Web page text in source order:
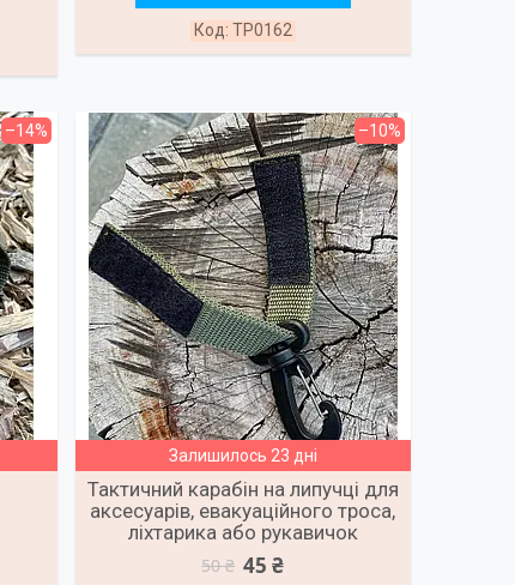
TP0162
–14% –10%
Залишилось 23 дні
Тактичний карабін на липучці для
аксесуарів, евакуаційного троса,
ліхтарика або рукавичок
50 ₴ 45 ₴